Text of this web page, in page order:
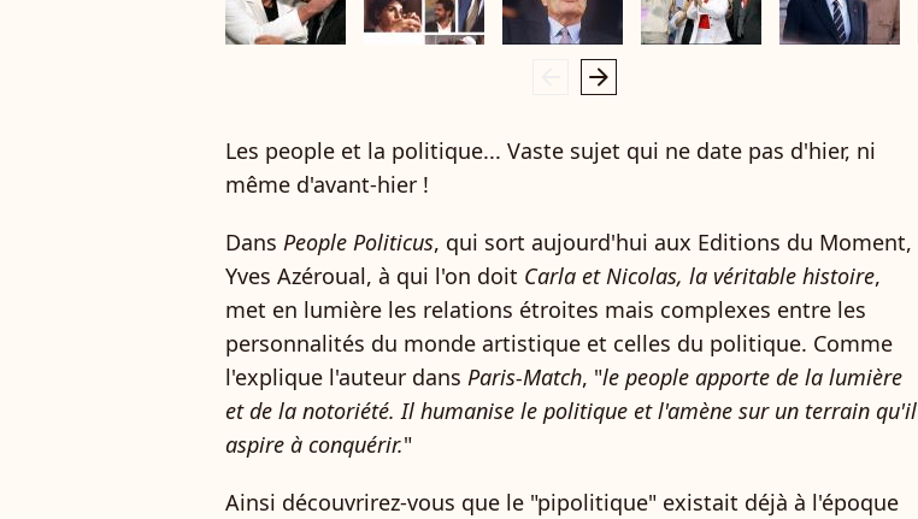
arrow_right
Les people et la politique... Vaste sujet qui ne date pas d'hier, ni
même d'avant-hier !
Dans People Politicus, qui sort aujourd'hui aux Editions du Moment,
Yves Azéroual, à qui l'on doit Carla et Nicolas, la véritable histoire,
met en lumière les relations étroites mais complexes entre les
personnalités du monde artistique et celles du politique. Comme
l'explique l'auteur dans Paris-Match, "le people apporte de la lumière
et de la notoriété. Il humanise le politique et l'amène sur un terrain qu'il
aspire à conquérir."
Ainsi découvrirez-vous que le "pipolitique" existait déjà à l'époque